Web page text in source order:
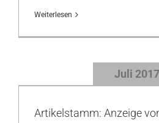
Weiterlesen
Juli 2017
Artikelstamm: Anzeige